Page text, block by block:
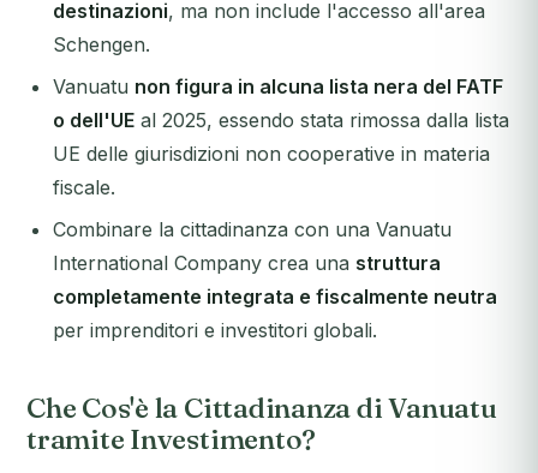
destinazioni, ma non include l'accesso all'area
Schengen.
Vanuatu non figura in alcuna lista nera del FATF
o dell'UE al 2025, essendo stata rimossa dalla lista
UE delle giurisdizioni non cooperative in materia
fiscale.
Combinare la cittadinanza con una Vanuatu
International Company crea una struttura
completamente integrata e fiscalmente neutra
per imprenditori e investitori globali.
Che Cos'è la Cittadinanza di Vanuatu
tramite Investimento?